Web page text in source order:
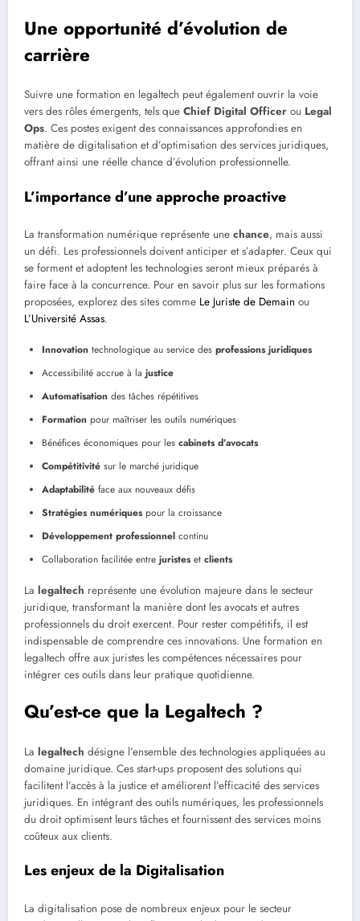
Une opportunité d’évolution de
carrière
Suivre une formation en legaltech peut également ouvrir la voie
vers des rôles émergents, tels que Chief Digital Officer ou Legal
Ops. Ces postes exigent des connaissances approfondies en
matière de digitalisation et d’optimisation des services juridiques,
offrant ainsi une réelle chance d’évolution professionnelle.
L’importance d’une approche proactive
La transformation numérique représente une chance, mais aussi
un défi. Les professionnels doivent anticiper et s’adapter. Ceux qui
se forment et adoptent les technologies seront mieux préparés à
faire face à la concurrence. Pour en savoir plus sur les formations
proposées, explorez des sites comme Le Juriste de Demain ou
L’Université Assas.
Innovation technologique au service des professions juridiques
Accessibilité accrue à la justice
Automatisation des tâches répétitives
Formation pour maîtriser les outils numériques
Bénéfices économiques pour les cabinets d’avocats
Compétitivité sur le marché juridique
Adaptabilité face aux nouveaux défis
Stratégies numériquespour la croissance
Développement professionnel continu
Collaboration facilitée entre juristeset clients
La legaltech représente une évolution majeure dans le secteur
juridique, transformant la manière dont les avocats et autres
professionnels du droit exercent. Pour rester compétitifs, il est
indispensable de comprendre ces innovations. Une formation en
legaltech offre aux juristes les compétences nécessaires pour
intégrer ces outils dans leur pratique quotidienne.
Qu’est-ce que la Legaltech ?
La legaltech désigne l’ensemble des technologies appliquées au
domaine juridique. Ces start-ups proposent des solutions qui
facilitent l’accès à la justice et améliorent l’efficacité des services
juridiques. En intégrant des outils numériques, les professionnels
du droit optimisent leurs tâches et fournissent des services moins
coûteux aux clients.
Les enjeux de la Digitalisation
La digitalisation pose de nombreux enjeux pour le secteur